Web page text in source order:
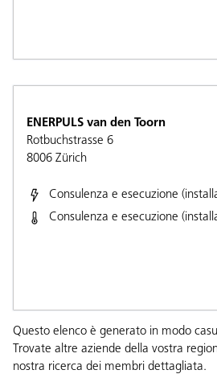
ENERPULS van den Toorn
Rotbuchstrasse 6
8006 Zürich
Consulenza e esecuzione
Consulenza e esecuzione
Questo elenco è generato in modo
Trovate altre aziende della vostra
nostra ricerca dei membri dettagliata.